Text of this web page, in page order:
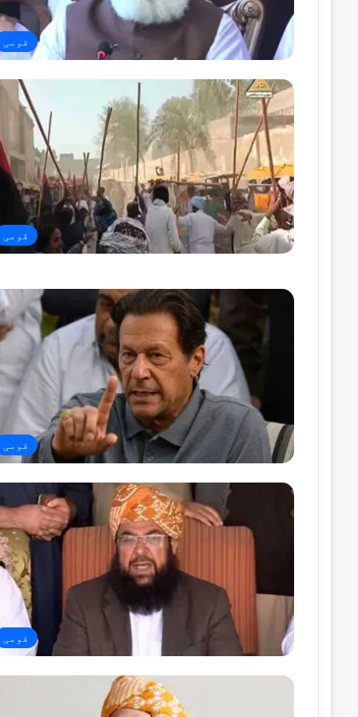
قومی
قومی
قومی
قومی